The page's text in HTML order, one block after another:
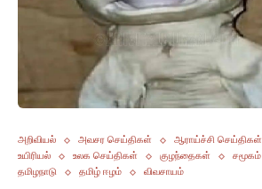
அறிவியல் அவசர செய்திகள் ஆராய்ச்சி செய்திகள்
உயிரியல்
உலக செய்திகள் குழந்தைகள் சமூகம்
தமிழநாடு
தமிழ் ஈழம் விவசாயம்